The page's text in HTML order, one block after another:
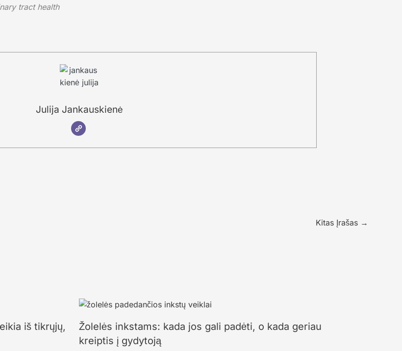
tract health
Julija Jankauskienė
Kitas Įrašas →
iš tikrųjų,
Žolelės inkstams: kada jos gali padėti, o kada geriau
kreiptis į gydytoją